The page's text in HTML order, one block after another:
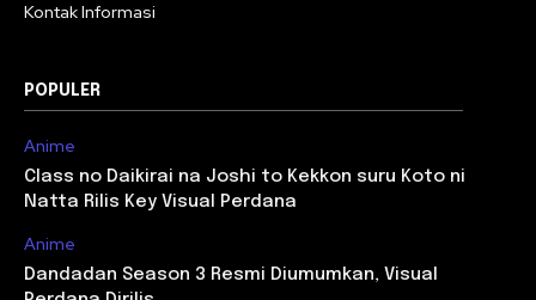
Kontak Informasi
POPULER
Anime
Class no Daikirai na Joshi to Kekkon suru Koto ni
Natta Rilis Key Visual Perdana
Anime
Dandadan Season 3 Resmi Diumumkan, Visual